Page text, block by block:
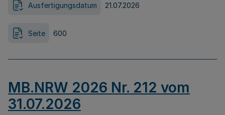
Ausfertigungsdatum 21.07.2026
Seite 600
MB.NRW 2026 Nr. 212 vom
31.07.2026